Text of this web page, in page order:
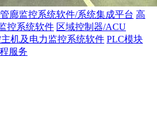
廊监控系统软件/系统集成平台 高
控系统软件 区域控制器/ACU
机及电力监控系统软件 PLC模块
服务